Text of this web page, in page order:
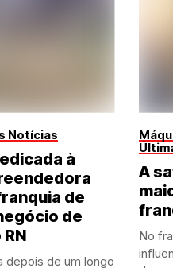
Notícias
à
de
de
depois de um longo
A
No